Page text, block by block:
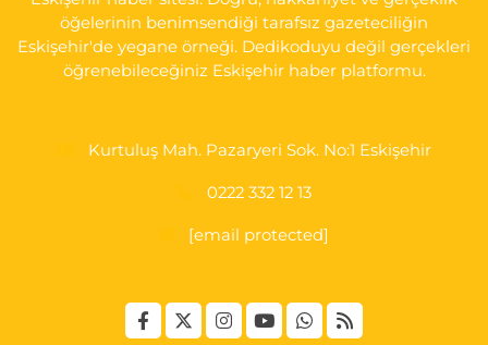
öğelerinin benimsendiği tarafsız gazeteciliğin
Eskişehir'de yegane örneği. Dedikoduyu değil gerçekleri
öğrenebileceğiniz Eskişehir haber platformu.
Kurtuluş Mah. Pazaryeri Sok. No:1 Eskişehir
0222 332 12 13
[email protected]